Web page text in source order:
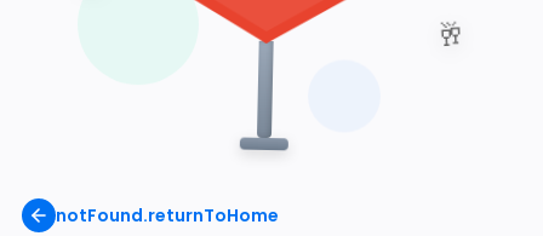
notFound.returnToHome
🥂